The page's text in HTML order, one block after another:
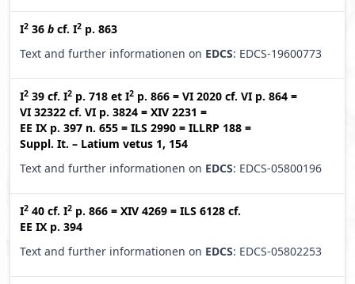
I2 36 b cf. I2 p. 863
Text and further informationen on EDCS: EDCS-19600773
I2 39 cf. I2 p. 718 et I2 p. 866 = VI 2020 cf. VI p. 864 =
VI 32322 cf. VI p. 3824 = XIV 2231 =
EE IX p. 397 n. 655 = ILS 2990 = ILLRP 188 =
Suppl. It. – Latium vetus 1, 154
Text and further informationen on EDCS: EDCS-05800196
I2 40 cf. I2 p. 866 = XIV 4269 = ILS 6128 cf.
EE IX p. 394
Text and further informationen on EDCS: EDCS-05802253